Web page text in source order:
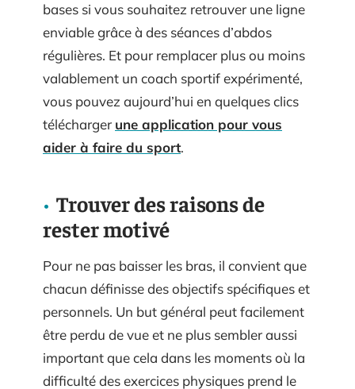
bases si vous souhaitez retrouver une ligne
enviable grâce à des séances d’abdos
régulières. Et pour remplacer plus ou moins
valablement un coach sportif expérimenté,
vous pouvez aujourd’hui en quelques clics
télécharger une application pour vous
aider à faire du sport.
Trouver des raisons de
rester motivé
Pour ne pas baisser les bras, il convient que
chacun définisse des objectifs spécifiques et
personnels. Un but général peut facilement
être perdu de vue et ne plus sembler aussi
important que cela dans les moments où la
difficulté des exercices physiques prend le